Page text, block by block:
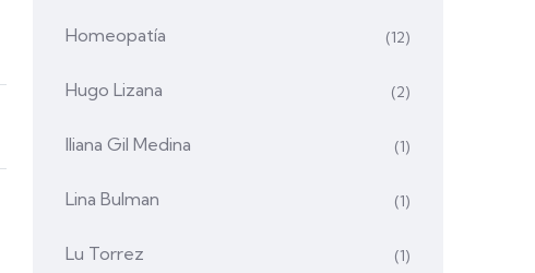
Homeopatía (12)
Hugo Lizana (2)
Iliana Gil Medina (1)
Lina Bulman (1)
Lu Torrez (1)